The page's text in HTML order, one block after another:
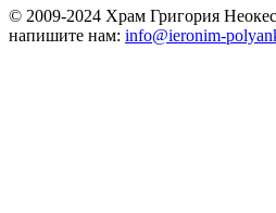
© 2009-2024 Храм Григория
напишите нам: info@ieronim-